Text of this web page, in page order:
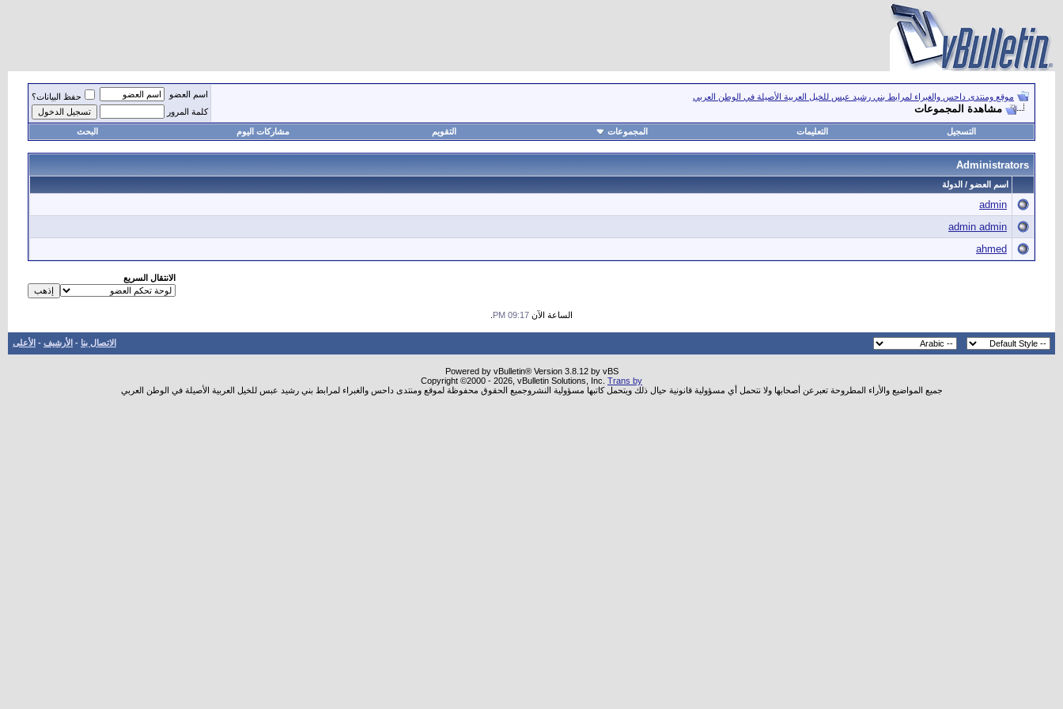
موقع ومنتدى داحس والغبراء لمرابط بني رشيد عبس للخيل العربية الأصيلة في الوطن العربي
مشاهدة المجموعات
اسم العضو
حفظ البيانات؟
كلمة المرور
التسجيل التعليمات المجموعات التقويم مشاركات اليوم البحث
Administrators
اسم العضو / الدولة
admin
admin admin
ahmed
الانتقال السريع
الساعة الآن 09:17 PM
الاتصال بنا - الأرشيف - الأعلى
Powered by vBulletin® Version 3.8.12 by vBS
Copyright ©2000 - 2026, vBulletin Solutions, Inc. Trans by
جميع المواضيع والأراء المطروحة تعبرعن أصحابها ولا نتحمل أي مسؤولية قانونية حيال ذلك ويتحمل كاتبها مسؤولية النشروجميع الحقوق محفوظة لموقع ومنتدى داحس والغبراء لمرابط بني رشيد عبس للخيل العربية الأصيلة في الوطن العربي